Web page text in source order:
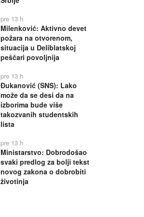
pre 13 h
Milenković: Aktivno devet
požara na otvorenom,
situacija u Deliblatskoj
peščari povoljnija
pre 13 h
Đukanović (SNS): Lako
može da se desi da na
izborima bude više
takozvanih studentskih
lista
pre 13 h
Ministarstvo: Dobrodošao
svaki predlog za bolji tekst
novog zakona o dobrobiti
životinja